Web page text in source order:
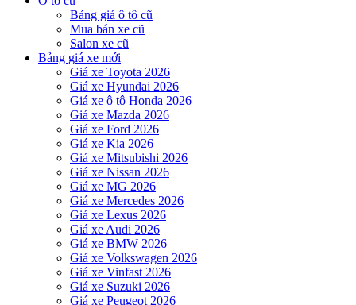
Bảng giá ô tô cũ
Mua bán xe cũ
Salon xe cũ
Bảng giá xe mới
Giá xe Toyota 2026
Giá xe Hyundai 2026
Giá xe ô tô Honda 2026
Giá xe Mazda 2026
Giá xe Ford 2026
Giá xe Kia 2026
Giá xe Mitsubishi 2026
Giá xe Nissan 2026
Giá xe MG 2026
Giá xe Mercedes 2026
Giá xe Lexus 2026
Giá xe Audi 2026
Giá xe BMW 2026
Giá xe Volkswagen 2026
Giá xe Vinfast 2026
Giá xe Suzuki 2026
Giá xe Peugeot 2026